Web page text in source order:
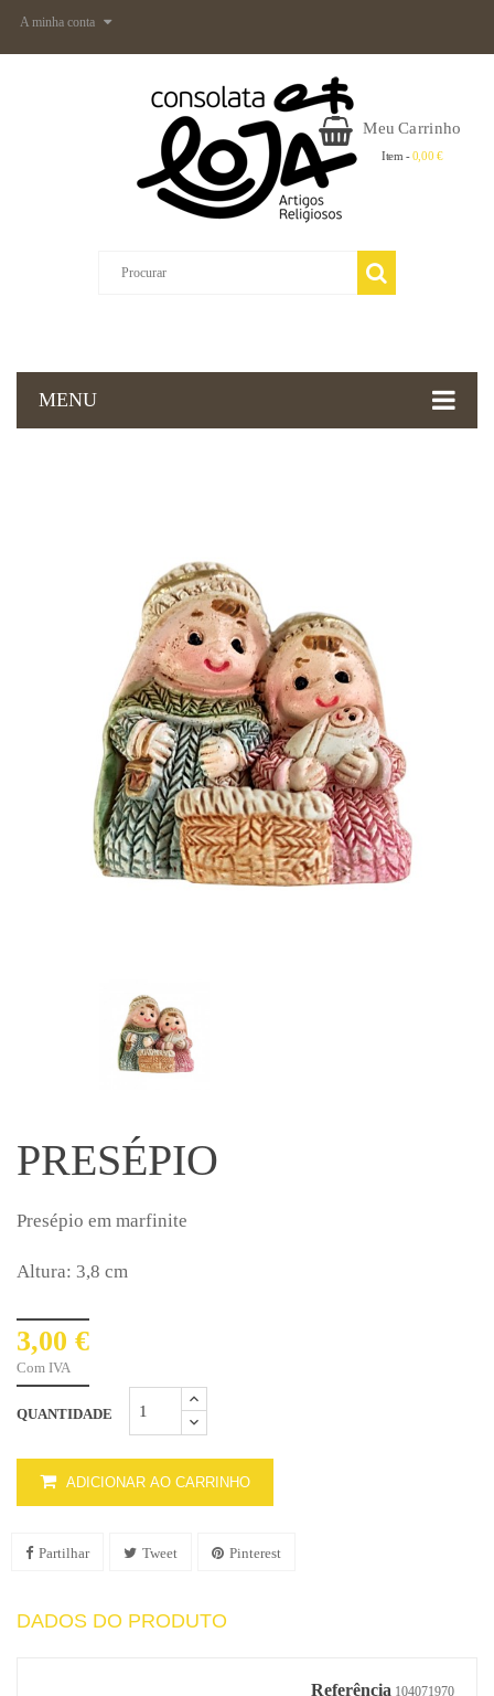
A minha conta
Meu Carrinho
Item - 0,00 €
MENU
PRESÉPIO
Presépio em marfinite
Altura: 3,8 cm
3,00 €
Com IVA
QUANTIDADE
ADICIONAR AO CARRINHO
Partilhar Tweet Pinterest
DADOS DO PRODUTO
Referência 104071970